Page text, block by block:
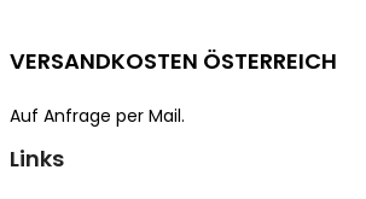
VERSANDKOSTEN ÖSTERREICH
Auf Anfrage per Mail.
Links